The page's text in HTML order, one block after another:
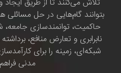
تلاش می‌کنند تا از طریق
بتوانند گام‌هایی در حل
حاکمیت، توانمندسازی جامعه،
نابرابری و تعارض منافع،
شبکه‌ای، زمینه را برای
مدنی